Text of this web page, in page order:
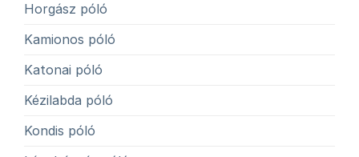
Horgász póló
Kamionos póló
Katonai póló
Kézilabda póló
Kondis póló